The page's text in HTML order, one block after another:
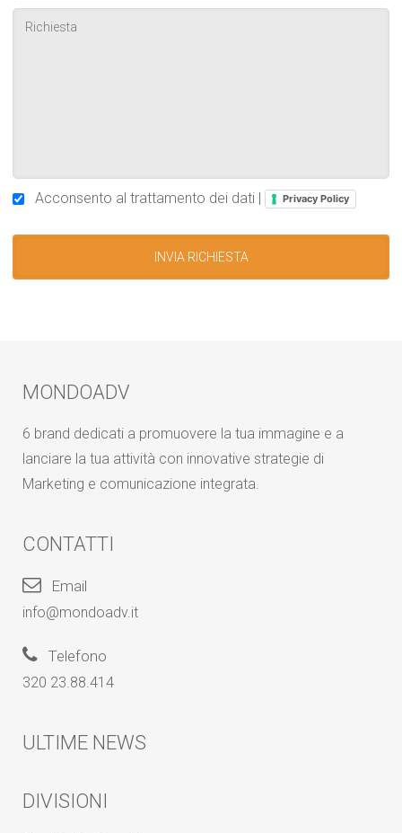
Acconsento al trattamento dei dati | Privacy Policy
MONDOADV
6 brand dedicati a promuovere la tua immagine e a
lanciare la tua attività con innovative strategie di
Marketing e comunicazione integrata.
CONTATTI
Email
info@mondoadv.it
Telefono
320 23.88.414
ULTIME NEWS
DIVISIONI